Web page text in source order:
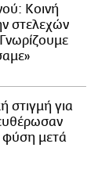
Κοινή
στελεχών
στιγμή για
φύση μετά